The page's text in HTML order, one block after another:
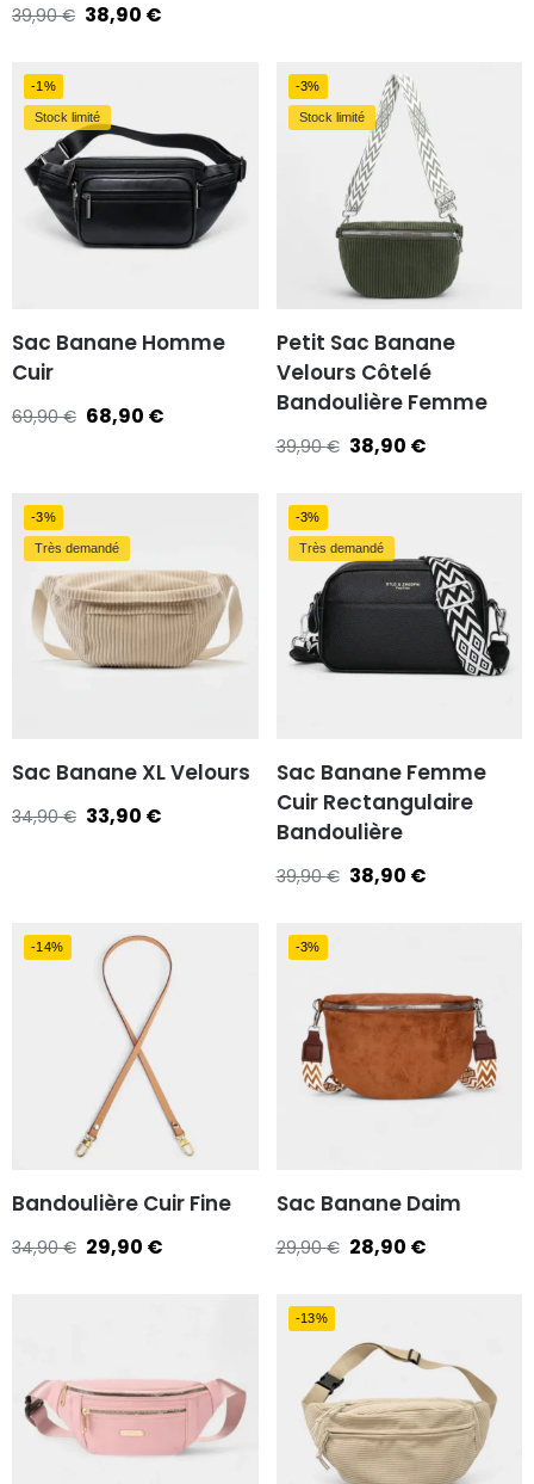
39,90€ 38,90 €
-1%
Stock limité
Sac Banane Homme
Cuir
69,90€ 68,90 €
-3%
Stock limité
Petit Sac Banane
Velours Côtelé
Bandoulière Femme
39,90€ 38,90 €
-3%
Très demandé
Sac Banane XL Velours
34,90€ 33,90 €
-3%
Très demandé
Sac Banane Femme
Cuir Rectangulaire
Bandoulière
39,90€ 38,90 €
-14%
Bandoulière Cuir Fine
34,90€ 29,90 €
-3%
Sac Banane Daim
29,90€ 28,90 €
-13%